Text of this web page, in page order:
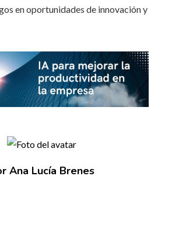
en oportunidades de innovación y
Ana Lucía Brenes